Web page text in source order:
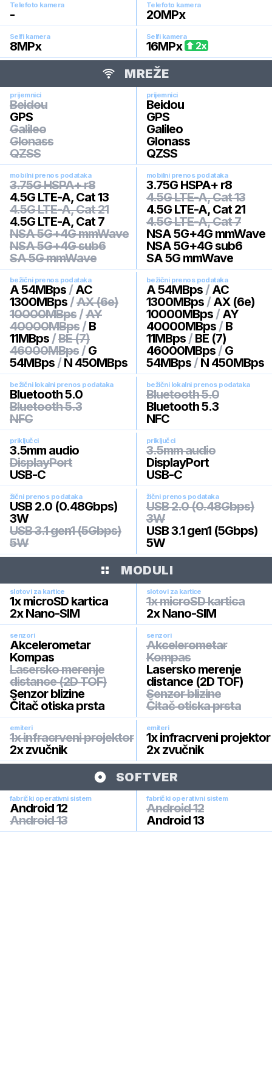
Telefoto kamera
-
Telefoto kamera
20MPx
Selfi kamera
8MPx
Selfi kamera
16MPx 2x
MREŽE
prijemnici
Beidou
GPS
Galileo
Glonass
QZSS
prijemnici
Beidou
GPS
Galileo
Glonass
QZSS
mobilni prenos podataka
3.75G HSPA+ r8
4.5G LTE-A, Cat 13
4.5G LTE-A, Cat 21
4.5G LTE-A, Cat 7
NSA 5G+4G mmWave
NSA 5G+4G sub6
SA 5G mmWave
mobilni prenos podataka
3.75G HSPA+ r8
4.5G LTE-A, Cat 13
4.5G LTE-A, Cat 21
4.5G LTE-A, Cat 7
NSA 5G+4G mmWave
NSA 5G+4G sub6
SA 5G mmWave
bežični prenos podataka
A 54MBps / AC
1300MBps /AX (6e)
10000MBps /AY
40000MBps / B
11MBps /BE (7)
46000MBps / G
54MBps / N 450MBps
bežični prenos podataka
A 54MBps / AC
1300MBps / AX (6e)
10000MBps / AY
40000MBps / B
11MBps / BE (7)
46000MBps / G
54MBps / N 450MBps
bežični lokalni prenos podataka
Bluetooth 5.0
Bluetooth 5.3
NFC
bežični lokalni prenos podataka
Bluetooth 5.0
Bluetooth 5.3
NFC
priključci
3.5mm audio
DisplayPort
USB-C
priključci
3.5mm audio
DisplayPort
USB-C
žični prenos podataka
USB 2.0 (0.48Gbps)
3W
USB 3.1 gen1 (5Gbps)
5W
žični prenos podataka
USB 2.0 (0.48Gbps)
3W
USB 3.1 gen1 (5Gbps)
5W
MODULI
slotovi za kartice
1x microSD kartica
2x Nano-SIM
slotovi za kartice
1x microSD kartica
2x Nano-SIM
senzori
Akcelerometar
Kompas
Lasersko merenje
distance (2D TOF)
Senzor blizine
Čitač otiska prsta
senzori
Akcelerometar
Kompas
Lasersko merenje
distance (2D TOF)
Senzor blizine
Čitač otiska prsta
emiteri
1x infracrveni projektor
2x zvučnik
emiteri
1x infracrveni projektor
2x zvučnik
SOFTVER
fabrički operativni sistem
Android 12
Android 13
fabrički operativni sistem
Android 12
Android 13